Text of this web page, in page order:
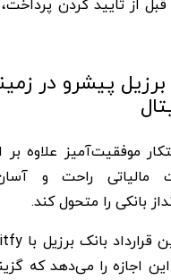
پیشرو در
موفقیت‌آمیز علاوه
مالیاتی راحت و
بانکی را متحول کند.
اجازه را می‌دهد که